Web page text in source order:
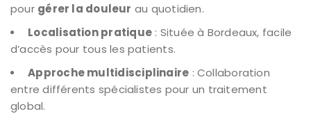
pour gérer la douleur au quotidien.
Localisation pratique: Située à Bordeaux, facile
d’accès pour tous les patients.
Approche multidisciplinaire : Collaboration
entre différents spécialistes pour un traitement
global.